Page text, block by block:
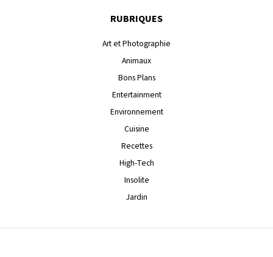
RUBRIQUES
Art et Photographie
Animaux
Bons Plans
Entertainment
Environnement
Cuisine
Recettes
High-Tech
Insolite
Jardin